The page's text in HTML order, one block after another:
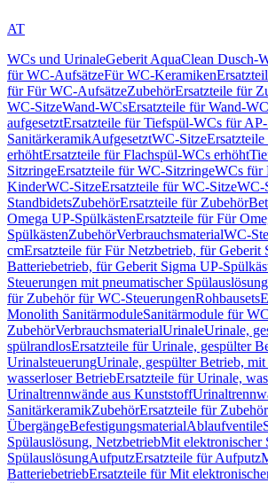
AT
WCs und UrinaleGeberit AquaClean Dusch-
für WC-AufsätzeFür WC-Keramiken
für Für WC-AufsätzeZubehörErsatzteile für
WC-SitzeWand-WCsErsatzteile für Wand-
aufgesetztErsatzteile für Tiefspül-WCs für
SanitärkeramikAufgesetztWC-Sitze
erhöhtErsatzteile für Flachspül-WCs erhöht
SitzringeErsatzteile für WC-SitzringeWCs für
KinderWC-SitzeErsatzteile für WC-SitzeWC-
StandbidetsZubehörErsatzteile für Zubehör
Omega UP-SpülkästenErsatzteile für Für
SpülkästenZubehörVerbrauchsmaterialWC-
cmErsatzteile für Für Netzbetrieb, für Geberit
Batteriebetrieb, für Geberit Sigma UP-
Steuerungen mit pneumatischer Spülauslösung
für Zubehör für WC-SteuerungenRohbausets
Monolith SanitärmoduleSanitärmodule für
ZubehörVerbrauchsmaterialUrinaleUrinale,
spülrandlosErsatzteile für Urinale, gespülter
UrinalsteuerungUrinale, gespülter Betrieb,
wasserloser BetriebErsatzteile für Urinale,
Urinaltrennwände aus Kunststoff
SanitärkeramikZubehörErsatzteile für Zubehör
ÜbergängeBefestigungsmaterialAblaufventile
Spülauslösung, NetzbetriebMit elektronischer
SpülauslösungAufputzErsatzteile für Aufputz
BatteriebetriebErsatzteile für Mit